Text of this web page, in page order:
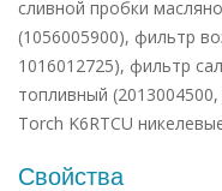
сливной пробки
(1056005900), фильтр
1016012725), фильтр
топливный
Torch K6RTCU
Свойства